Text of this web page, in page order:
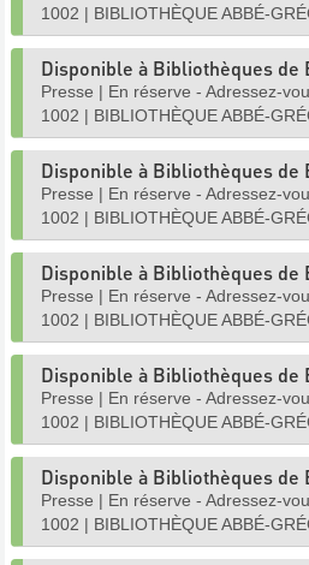
1002 | BIBLIOTHÈQUE ABBÉ-
Disponible à Bibliothèques de
Presse | En réserve - Adressez-
1002 | BIBLIOTHÈQUE ABBÉ-
Disponible à Bibliothèques de
Presse | En réserve - Adressez-
1002 | BIBLIOTHÈQUE ABBÉ-
Disponible à Bibliothèques de
Presse | En réserve - Adressez-
1002 | BIBLIOTHÈQUE ABBÉ-
Disponible à Bibliothèques de
Presse | En réserve - Adressez-
1002 | BIBLIOTHÈQUE ABBÉ-
Disponible à Bibliothèques de
Presse | En réserve - Adressez-
1002 | BIBLIOTHÈQUE ABBÉ-